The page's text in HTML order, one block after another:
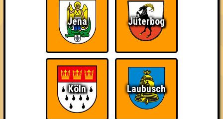
The Amount of
Teilnahmen is too
damn high
Ich war da, vor 3000
Da-Da Da! Da-Da Da!
Jena Jüterbog
Köln Laubusch